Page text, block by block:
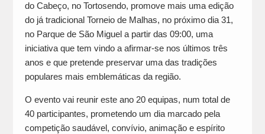
do Cabeço, no Tortosendo, promove mais uma edição
do já tradicional Torneio de Malhas, no próximo dia 31,
no Parque de São Miguel a partir das 09:00, uma
iniciativa que tem vindo a afirmar-se nos últimos três
anos e que pretende preservar uma das tradições
populares mais emblemáticas da região.
O evento vai reunir este ano 20 equipas, num total de
40 participantes, prometendo um dia marcado pela
competição saudável, convívio, animação e espírito